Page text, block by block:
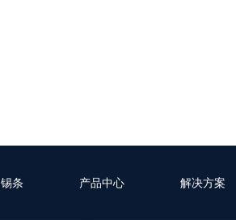
锡条 产品中心 解决方案